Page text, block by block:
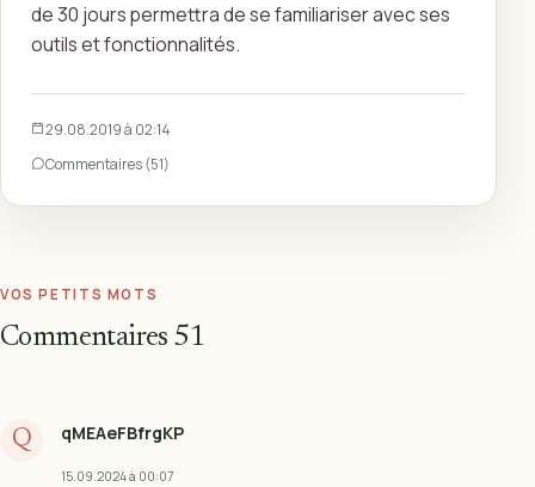
de 30 jours permettra de se familiariser avec ses
outils et fonctionnalités.
29.08.2019 à 02:14
Commentaires (51)
VOS PETITS MOTS
Commentaires 51
Q qMEAeFBfrgKP
15.09.2024 à 00:07